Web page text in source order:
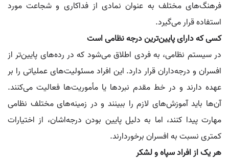
فرهنگ‌های مختلف به عنوان نمادی از فداکاری و شجاعت مورد
استفاده قرار می‌گیرد.
کسی که دارای پایین‌ترین درجه نظامی است
در سیستم نظامی، به فردی اطلاق می‌شود که در رده‌های پایین‌تر از
افسران و درجه‌داران قرار دارد. این افراد مسئولیت‌های عملیاتی را بر
عهده دارند و در خط مقدم نبردها یا مأموریت‌ها فعالیت می‌کنند.
آن‌ها باید آموزش‌های لازم را ببینند و در زمینه‌های مختلف نظامی
مهارت پیدا کنند، اما به دلیل پایین بودن درجه‌اشان، از اختیارات
کمتری نسبت به افسران برخوردارند.
هر یک از افراد سپاه و لشکر